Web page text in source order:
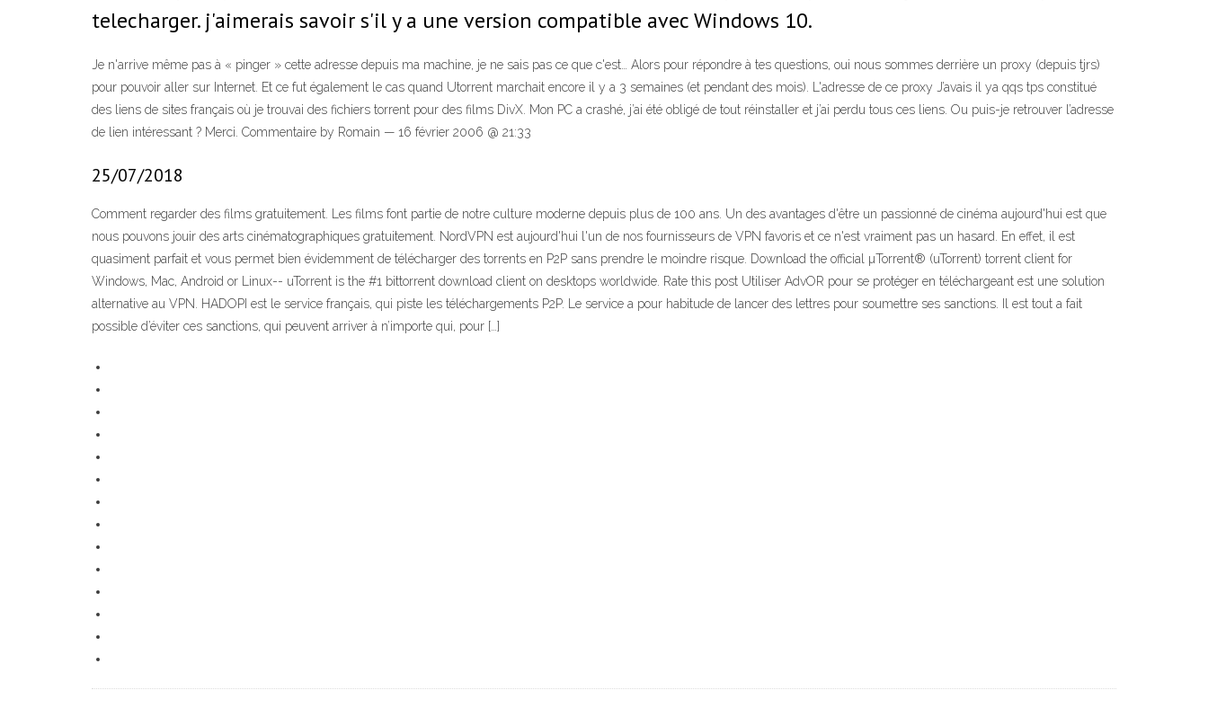
telecharger. j'aimerais savoir s'il y a une version compatible avec Windows 10.
Je n'arrive même pas à « pinger » cette adresse depuis ma machine, je ne sais pas ce que c'est… Alors pour répondre à tes questions, oui nous sommes derrière un proxy (depuis tjrs)
pour pouvoir aller sur Internet. Et ce fut également le cas quand Utorrent marchait encore il y a 3 semaines (et pendant des mois). L'adresse de ce proxy J’avais il ya qqs tps constitué
des liens de sites français où je trouvai des fichiers torrent pour des films DivX. Mon PC a crashé, j’ai été obligé de tout réinstaller et j’ai perdu tous ces liens. Ou puis-je retrouver l’adresse
de lien intéressant ? Merci. Commentaire by Romain — 16 février 2006 @ 21:33
25/07/2018
Comment regarder des films gratuitement. Les films font partie de notre culture moderne depuis plus de 100 ans. Un des avantages d'être un passionné de cinéma aujourd'hui est que
nous pouvons jouir des arts cinématographiques gratuitement. NordVPN est aujourd'hui l'un de nos fournisseurs de VPN favoris et ce n'est vraiment pas un hasard. En effet, il est
quasiment parfait et vous permet bien évidemment de télécharger des torrents en P2P sans prendre le moindre risque. Download the official µTorrent® (uTorrent) torrent client for
Windows, Mac, Android or Linux-- uTorrent is the #1 bittorrent download client on desktops worldwide. Rate this post Utiliser AdvOR pour se protéger en téléchargeant est une solution
alternative au VPN. HADOPI est le service français, qui piste les téléchargements P2P. Le service a pour habitude de lancer des lettres pour soumettre ses sanctions. Il est tout a fait
possible d’éviter ces sanctions, qui peuvent arriver à n’importe qui, pour […]